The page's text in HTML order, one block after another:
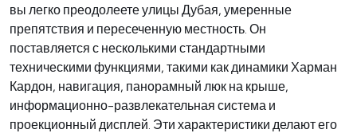
вы легко преодолеете улицы Дубая, умеренные
препятствия и пересеченную местность. Он
поставляется с несколькими стандартными
техническими функциями, такими как динамики Харман
Кардон, навигация, панорамный люк на крыше,
информационно-развлекательная система и
проекционный дисплей. Эти характеристики делают его